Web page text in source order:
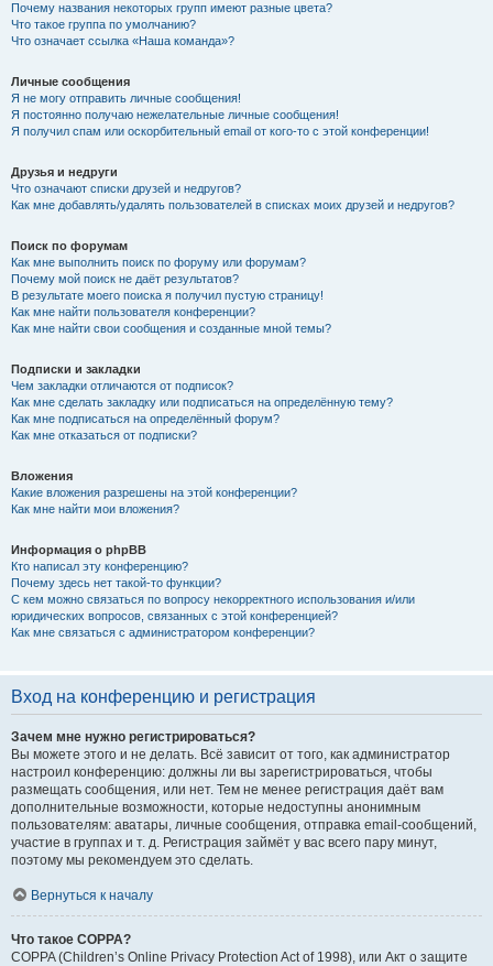
Почему названия некоторых групп имеют разные цвета?
Что такое группа по умолчанию?
Что означает ссылка «Наша команда»?
Личные сообщения
Я не могу отправить личные сообщения!
Я постоянно получаю нежелательные личные сообщения!
Я получил спам или оскорбительный email от кого-то с этой конференции!
Друзья и недруги
Что означают списки друзей и недругов?
Как мне добавлять/удалять пользователей в списках моих друзей и недругов?
Поиск по форумам
Как мне выполнить поиск по форуму или форумам?
Почему мой поиск не даёт результатов?
В результате моего поиска я получил пустую страницу!
Как мне найти пользователя конференции?
Как мне найти свои сообщения и созданные мной темы?
Подписки и закладки
Чем закладки отличаются от подписок?
Как мне сделать закладку или подписаться на определённую тему?
Как мне подписаться на определённый форум?
Как мне отказаться от подписки?
Вложения
Какие вложения разрешены на этой конференции?
Как мне найти мои вложения?
Информация о phpBB
Кто написал эту конференцию?
Почему здесь нет такой-то функции?
С кем можно связаться по вопросу некорректного использования и/или
юридических вопросов, связанных с этой конференцией?
Как мне связаться с администратором конференции?
Вход на конференцию и регистрация
Зачем мне нужно регистрироваться?
Вы можете этого и не делать. Всё зависит от того, как администратор
настроил конференцию: должны ли вы зарегистрироваться, чтобы
размещать сообщения, или нет. Тем не менее регистрация даёт вам
дополнительные возможности, которые недоступны анонимным
пользователям: аватары, личные сообщения, отправка email-сообщений,
участие в группах и т. д. Регистрация займёт у вас всего пару минут,
поэтому мы рекомендуем это сделать.
Вернуться к началу
Что такое COPPA?
COPPA (Children’s Online Privacy Protection Act of 1998), или Акт о защите